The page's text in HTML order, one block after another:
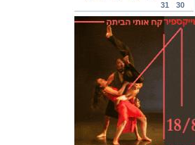
30
31